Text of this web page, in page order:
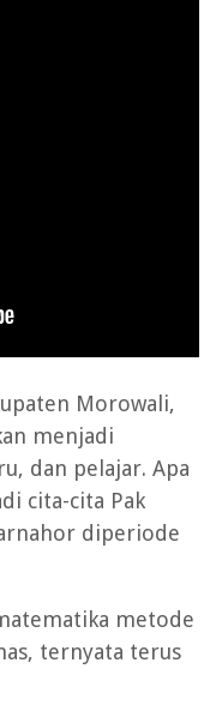
Morowali,
menjadi
dan pelajar. Apa
cita-cita Pak
diperiode
metode
ternyata terus